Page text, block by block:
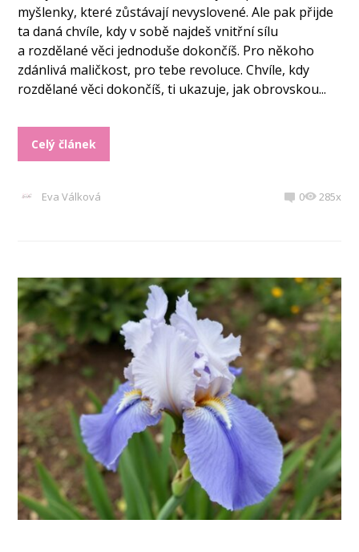
myšlenky, které zůstávají nevyslovené. Ale pak přijde
ta daná chvíle, kdy v sobě najdeš vnitřní sílu
a rozdělané věci jednoduše dokončíš. Pro někoho
zdánlivá maličkost, pro tebe revoluce. Chvíle, kdy
rozdělané věci dokončíš, ti ukazuje, jak obrovskou...
Celý článek
Eva Válková 0 285x